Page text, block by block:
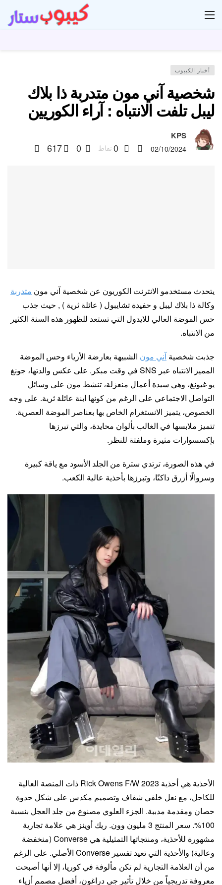
أخبار الكيبوب
شخصية آني مون متدربة ذا بلاك
ليبل تلفت الانتباه : آراء الكوريين
KPS
02/10/2024
0 نقاط 0
617
يتحدث مستخدمو الانترنت الكوريون عن شخصية آني مون متدربة
وكالة ذا بلاك ليبل و حفيدة تشايبول ( عائلة ثرية ) , حيث جذب
حس الموضة العالي للايدول التي تستعد للظهور هذه السنة الكثير
من الانتباه.
جذبت شخصيةآني مون الشبيهة بعارضة الأزياء وحس الموضة
المميز الانتباه عبر SNS في وقت مبكر. على عكس والدتها، جونغ
يو غيونغ، وهي سيدة أعمال منعزلة، تنشط مون على وسائل
التواصل الاجتماعي على الرغم من كونها ابنة عائلة ثرية. على وجه
الخصوص، يتميز الانستغرام الخاص بها بعناصر الموضة العصرية.
تتميز ملابسها في الغالب بألوان محايدة، والتي تبرزها
بإكسسوارات مثيرة وملفتة للنظر.
في هذه الصورة، ترتدي سترة من الجلد الأسود مع ياقة كبيرة
وسروالًا أزرق داكنًا، وتبرزها بأحذية عالية الكعب.
الأحذية هي أحذية Rick Owens F/W 2023 ذات المنصة العالية
للكاحل، مع نعل خلفي شفاف وتصميم مكدس على شكل حدوة
حصان ومقدمة مدببة. الجزء العلوي مصنوع من جلد العجل بنسبة
100%. سعر المنتج 3 مليون وون. ريك أوينز هي علامة تجارية
مشهورة للأحذية، ومنتجاتها التمثيلية هي Converse (منخفضة
وعالية) والأحذية التي تعيد تفسير Converse الأصلي. على الرغم
من أن العلامة التجارية لم تكن مألوفة في كوريا، إلا أنها أصبحت
معروفة تدريجياً من خلال تأثير جي دراغون، أفضل مصمم أزياء